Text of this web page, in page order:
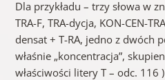
Dla przykładu – trzy słowa w
TRA-F, TRA-dycja, KON-
densat + T-RA, jedno z dwóch
właśnie „koncentracja”,
właściwości litery T – odc. 116 )